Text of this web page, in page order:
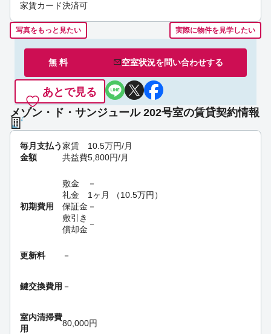
家賃カード決済可
写真をもっと見たい 実際に物件を見学したい
無 料 空室状況を問い合わせする
あとで見る
メゾン・ド・サンジュール 202号室の賃貸契約情報
毎月支払う
金額
家賃 10.5万円/月
共益費5,800円/月
初期費用
敷金
－
礼金
1ヶ月 （10.5万円 ）
保証金 －
敷引き
償却金
－
更新料 －
鍵交換費用 －
室内清掃費
用
80,000円